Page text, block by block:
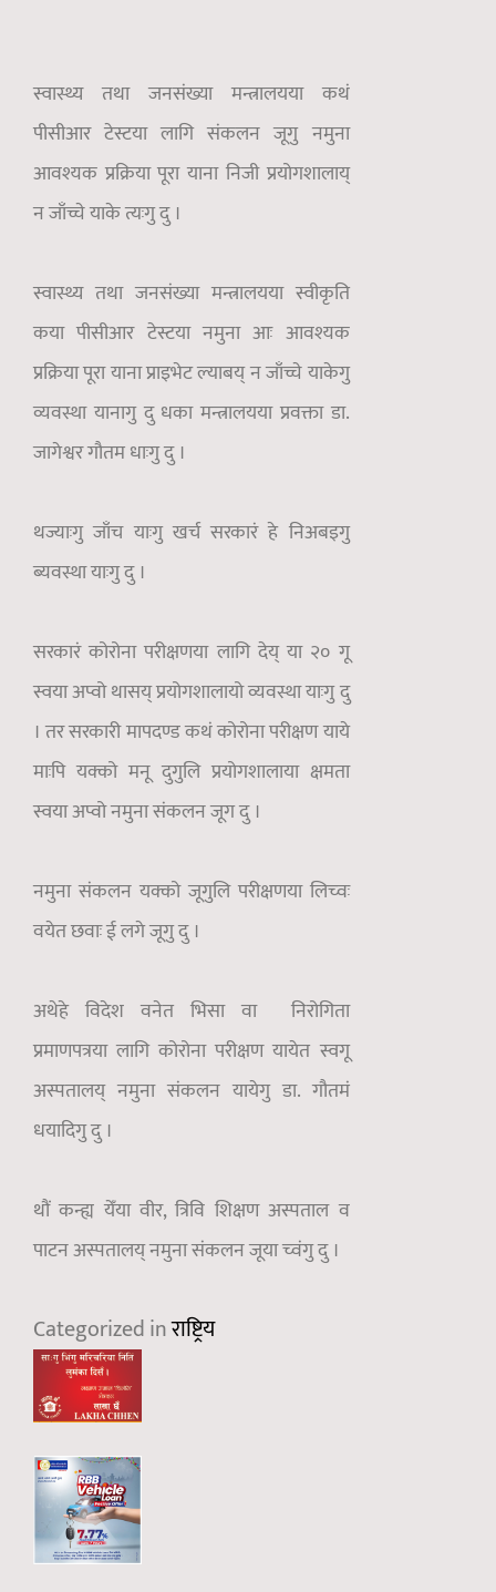
स्वास्थ्य तथा जनसंख्या मन्त्रालयया कथं
पीसीआर टेस्टया लागि संकलन जूगु नमुना
आवश्यक प्रक्रिया पूरा याना निजी प्रयोगशालाय्
न जाँच्चे याके त्यःगु दु ।
स्वास्थ्य तथा जनसंख्या मन्त्रालयया स्वीकृति
कया पीसीआर टेस्टया नमुना आः आवश्यक
प्रक्रिया पूरा याना प्राइभेट ल्याबय् न जाँच्चे याकेगु
व्यवस्था यानागु दु धका मन्त्रालयया प्रवक्ता डा.
जागेश्वर गौतम धाःगु दु ।
थज्याःगु जाँच याःगु खर्च सरकारं हे निअबइगु
ब्यवस्था याःगु दु ।
सरकारं कोरोना परीक्षणया लागि देय् या २० गू
स्वया अप्वो थासय् प्रयोगशालायो व्यवस्था याःगु दु
। तर सरकारी मापदण्ड कथं कोरोना परीक्षण याये
माःपि यक्को मनू दुगुलि प्रयोगशालाया क्षमता
स्वया अप्वो नमुना संकलन जूग दु ।
नमुना संकलन यक्को जूगुलि परीक्षणया लिच्वः
वयेत छवाः ई लगे जूगु दु ।
अथेहे विदेश वनेत भिसा वा निरोगिता
प्रमाणपत्रया लागि कोरोना परीक्षण यायेत स्वगू
अस्पतालय् नमुना संकलन यायेगु डा. गौतमं
धयादिगु दु ।
थौं कन्ह्य येँया वीर, त्रिवि शिक्षण अस्पताल व
पाटन अस्पतालय् नमुना संकलन जूया च्वंगु दु ।
Categorized inराष्ट्रिय